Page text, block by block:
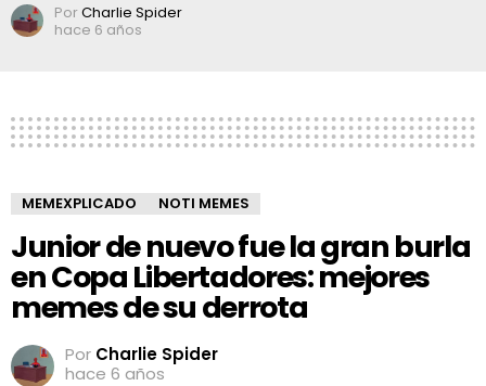
PorCharlie Spider
hace 6 años
MEMEXPLICADO NOTI MEMES
Junior de nuevo fue la gran burla
en Copa Libertadores: mejores
memes de su derrota
Por Charlie Spider
hace 6 años